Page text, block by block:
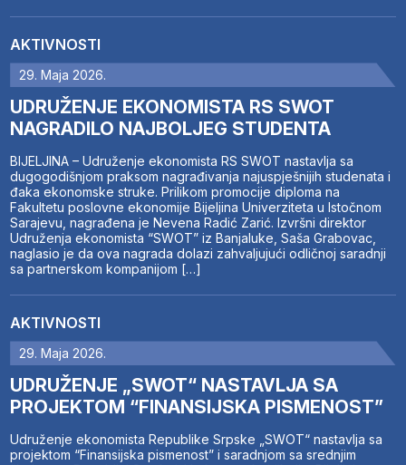
AKTIVNOSTI
29. Maja 2026.
UDRUŽENJE EKONOMISTA RS SWOT
NAGRADILO NAJBOLJEG STUDENTA
BIJELJINA – Udruženje ekonomista RS SWOT nastavlja sa
dugogodišnjom praksom nagrađivanja najuspješnijih studenata i
đaka ekonomske struke. Prilikom promocije diploma na
Fakultetu poslovne ekonomije Bijeljina Univerziteta u Istočnom
Sarajevu, nagrađena je Nevena Radić Zarić. Izvršni direktor
Udruženja ekonomista “SWOT” iz Banjaluke, Saša Grabovac,
naglasio je da ova nagrada dolazi zahvaljujući odličnoj saradnji
sa partnerskom kompanijom […]
AKTIVNOSTI
29. Maja 2026.
UDRUŽENJE „SWOT“ NASTAVLJA SA
PROJEKTOM “FINANSIJSKA PISMENOST”
Udruženje ekonomista Republike Srpske „SWOT“ nastavlja sa
projektom “Finansijska pismenost” i saradnjom sa srednjim